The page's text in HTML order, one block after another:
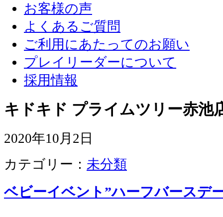
お客様の声
よくあるご質問
ご利用にあたってのお願い
プレイリーダーについて
採用情報
キドキド プライムツリー赤池
2020年10月2日
カテゴリー： 未分類
ベビーイベント”ハーフバースデ